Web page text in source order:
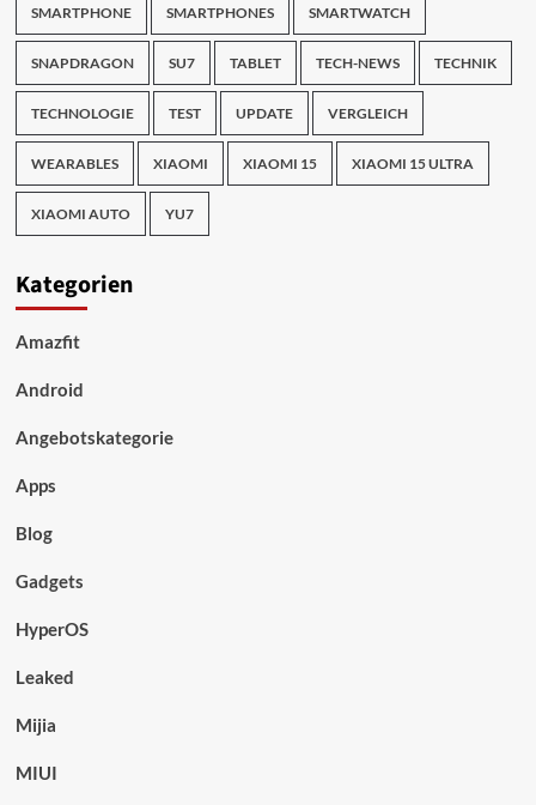
SMARTPHONE SMARTPHONES SMARTWATCH
SNAPDRAGON SU7 TABLET TECH-NEWS TECHNIK
TECHNOLOGIE TEST UPDATE VERGLEICH
WEARABLES XIAOMI XIAOMI 15 XIAOMI 15 ULTRA
XIAOMI AUTO YU7
Kategorien
Amazfit
Android
Angebotskategorie
Apps
Blog
Gadgets
HyperOS
Leaked
Mijia
MIUI